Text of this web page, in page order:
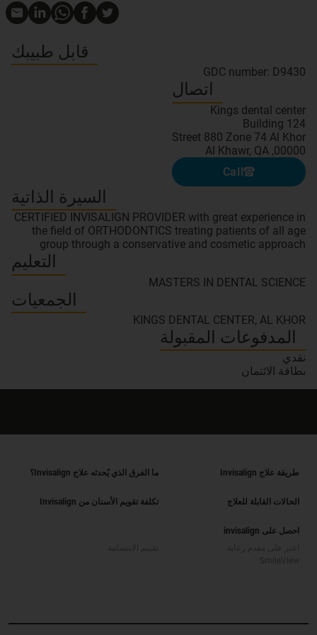
قابل طبيبك
GDC number: D9430
اتصال
00000, Al Khawr, QA
Call
السيرة الذاتية
CERTIFIED INVISALIGN PROVIDER with great experience in
the field of ORTHODONTICS treating patients of all age
group through a conservative and cosmetic approach
التعليم
MASTERS IN DENTAL SCIENCE
الجمعيات
KINGS DENTAL CENTER, AL KHOR
المدفوعات المقبولة
نقدي
بطاقة الائتمان
طريقة علاج Invisalign ما الفرق الذي يُحدثه علاج Invisalign؟
الحالات القابلة للعلاج تكلفة تقويم الأسنان من Invisalign
احصل على invisalign